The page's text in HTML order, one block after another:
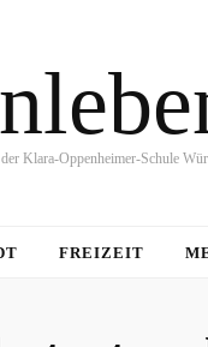
Klara-Oppenheimer-Schule
FREIZEIT